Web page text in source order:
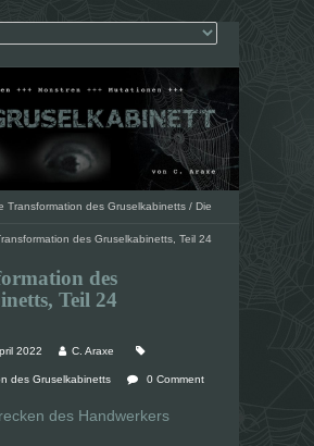
Transformation des Gruselkabinetts / Die
des Gruselkabinetts, Teil 24
des
Teil 24
2022 C. Araxe
des Gruselkabinetts 0 Comment
des Handwerkers